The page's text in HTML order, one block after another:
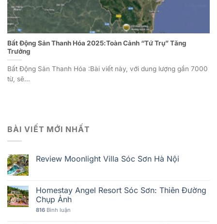
Bất Động Sản Thanh Hóa 2025:Toàn Cảnh “Tứ Trụ” Tăng
Trưởng
Bất Động Sản Thanh Hóa :Bài viết này, với dung lượng gần 7000
từ, sẽ...
BÀI VIẾT MỚI NHẤT
Review Moonlight Villa Sóc Sơn Hà Nội
Homestay Angel Resort Sóc Sơn: Thiên Đường
Chụp Ảnh
816 Bình luận